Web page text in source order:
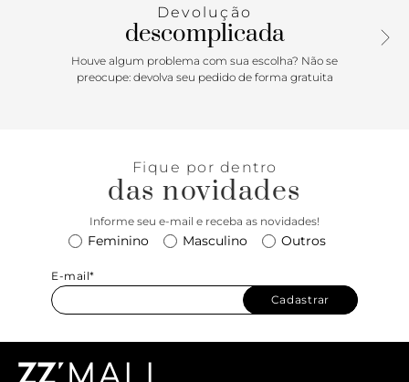
Devolução
descomplicada
Houve algum problema com sua escolha? Não se
preocupe: devolva seu pedido de forma gratuita
Fique por dentro
das novidades
Informe seu e-mail e receba as novidades!
Feminino Masculino Outros
E-mail*
Cadastrar